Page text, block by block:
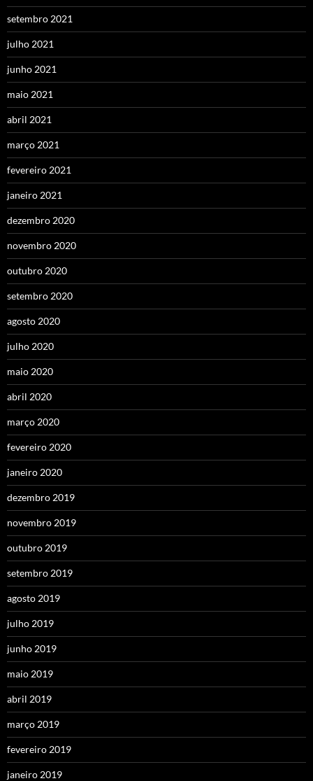
setembro 2021
julho 2021
junho 2021
maio 2021
abril 2021
março 2021
fevereiro 2021
janeiro 2021
dezembro 2020
novembro 2020
outubro 2020
setembro 2020
agosto 2020
julho 2020
maio 2020
abril 2020
março 2020
fevereiro 2020
janeiro 2020
dezembro 2019
novembro 2019
outubro 2019
setembro 2019
agosto 2019
julho 2019
junho 2019
maio 2019
abril 2019
março 2019
fevereiro 2019
janeiro 2019